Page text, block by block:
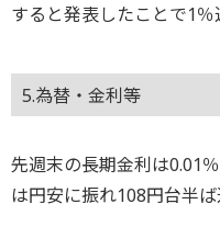
すると発表したことで1％
5.為替・金利等
先週末の長期金利は0.01
は円安に振れ108円台半ば